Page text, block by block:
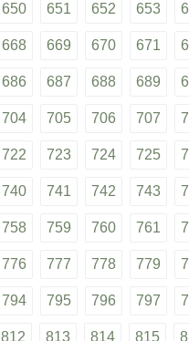
650 651 652 653
668 669 670 671
686 687 688 689
704 705 706 707
722 723 724 725
740 741 742 743
758 759 760 761
776 777 778 779
794 795 796 797
812 813 814 815